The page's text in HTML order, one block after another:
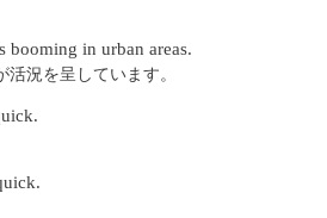
booming in urban areas.
況を呈しています。